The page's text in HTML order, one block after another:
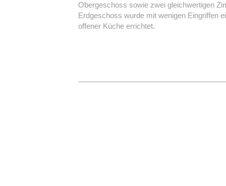
Obergeschoss sowie zwei gleichwertigen
Erdgeschoss wurde mit wenigen Eingriffen
offener Küche errichtet.